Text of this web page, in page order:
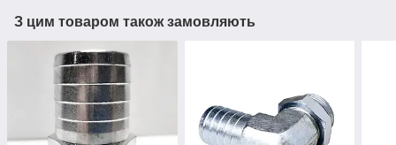
З цим товаром також замовляють